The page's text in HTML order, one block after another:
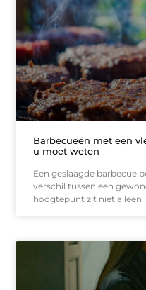
Barbecueën met een
u moet weten
Een geslaagde barbecue
verschil tussen een
hoogtepunt zit niet alleen